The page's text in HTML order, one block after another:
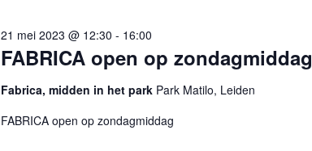
FABRICA open op zondagmiddag
21 mei 2023 @ 12:30 - 16:00
Fabrica, midden in het park Park Matilo, Leiden
FABRICA open op zondagmiddag